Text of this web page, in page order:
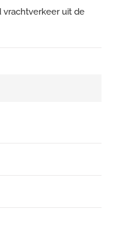
vrachtverkeer uit de